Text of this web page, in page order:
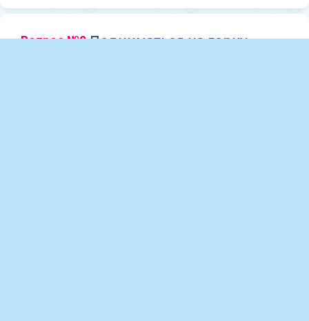
Вопрос №9Подниматься на горку